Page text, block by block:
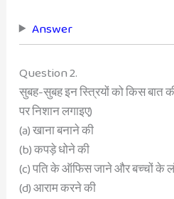
Answer
Question 2.
सुबह-सुबह इन स्त्रियों को किस बात
पर निशान लगाइए)
(a) खाना बनाने की
(b) कपड़े धोने की
(c) पति के ऑफिस जाने और बच्चों के
(d) आराम करने की